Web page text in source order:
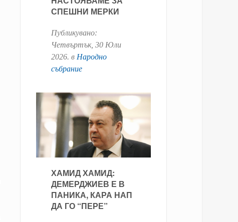
СПЕШНИ МЕРКИ
Публикувано:
Четвъртък, 30 Юли
2026. в Народно
събрание
ХАМИД ХАМИД:
ДЕМЕРДЖИЕВ Е В
ПАНИКА, КАРА НАП
ДА ГО “ПЕРЕ”